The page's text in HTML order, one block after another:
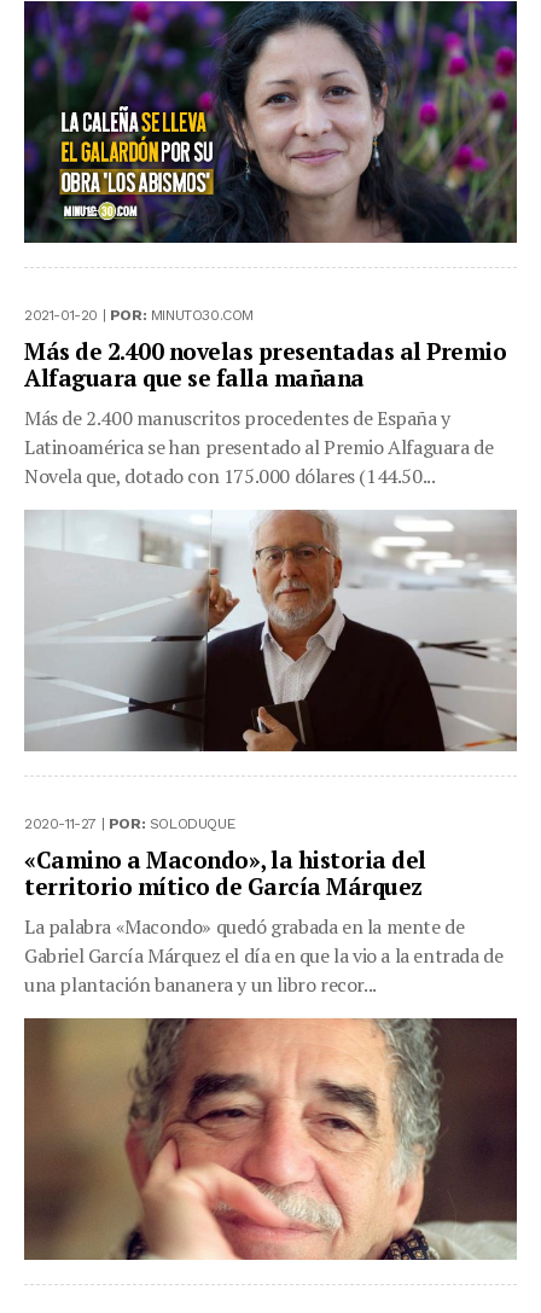
2021-01-20 | POR: MINUTO30.COM
Más de 2.400 novelas presentadas al Premio
Alfaguara que se falla mañana
Más de 2.400 manuscritos procedentes de España y
Latinoamérica se han presentado al Premio Alfaguara de
Novela que, dotado con 175.000 dólares (144.50...
2020-11-27 | POR: SOLODUQUE
«Camino a Macondo», la historia del
territorio mítico de García Márquez
La palabra «Macondo» quedó grabada en la mente de
Gabriel García Márquez el día en que la vio a la entrada de
una plantación bananera y un libro recor...